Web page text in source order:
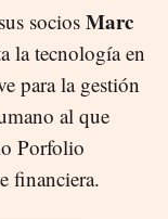
socios Marc
la tecnología en
para la gestión
al que
Porfolio
financiera.